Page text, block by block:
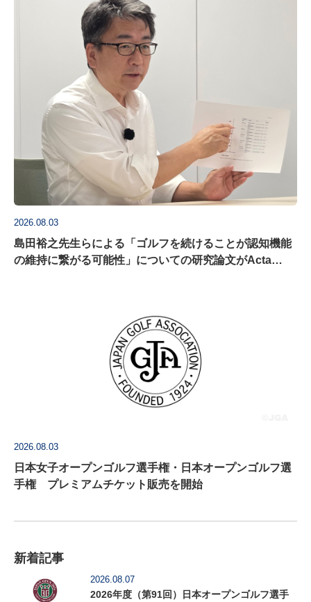
2026.08.03
島田裕之先生らによる「ゴルフを続けることが認知機能
の維持に繋がる可能性」についての研究論文がActa
2026.08.03
日本女子オープンゴルフ選手権・日本オープンゴルフ選
手権 プレミアムチケット販売を開始
新着記事
2026.08.07
2026年度（第91回）日本オープンゴルフ選手